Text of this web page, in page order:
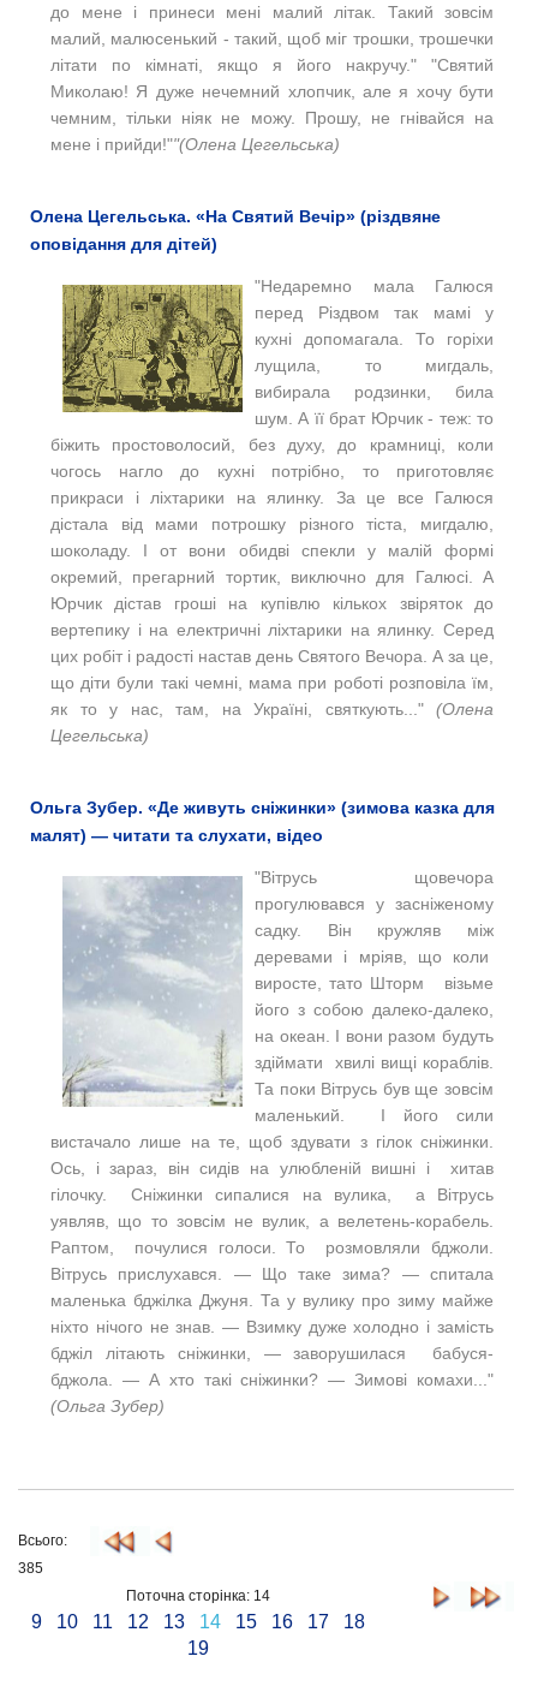
до мене і принеси мені малий літак. Такий зовсім
малий, малюсенький - такий, щоб міг трошки, трошечки
літати по кімнаті, якщо я його накручу." "Святий
Миколаю! Я дуже нечемний хлопчик, але я хочубути
чемним, тільки ніяк не можу. Прошу, не гнівайся на
мене і прийди!""(Олена Цегельська)
Олена Цегельська. «На Святий Вечір» (різдвяне
оповідання для дітей)
"Недаремно мала Галюся
перед Різдвом так мамі у
кухні допомагала. То горіхи
лущила, то мигдаль,
вибирала родзинки, била
шум. А її брат Юрчик - теж: то
біжить простоволосий, без духу, до крамниці, коли
чогось нагло до кухні потрібно, то приготовляє
прикраси і ліхтарики на ялинку. За це все Галюся
дістала від мами потрошку різного тіста, мигдалю,
шоколаду. І от вони обидві спекли у малій формі
окремий, прегарний тортик, виключно для Галюсі. А
Юрчик дістав гроші на купівлю кількох звіряток до
вертепику і на електричні ліхтарики на ялинку. Серед
цих робіт і радості настав день Святого Вечора. А за це,
що діти були такі чемні, мама при роботі розповіла їм,
як то у нас, там, на Україні, святкують..." (Олена
Цегельська)
Ольга Зубер. «Де живуть сніжинки» (зимова казка для
малят) — читати та слухати, відео
"Вітрусь щовечора
прогулювався у засніженому
садку. Він кружляв між
деревами і мріяв, що коли
виросте, тато Шторм візьме
його з собою далеко-далеко,
на океан. І вони разом будуть
здіймати хвилі вищі кораблів.
Та поки Вітрусь був ще зовсім
маленький. І його сили
вистачало лише на те, щоб здувати з гілок сніжинки.
Ось, і зараз, він сидів на улюбленій вишні і хитав
гілочку. Сніжинки сипалися на вулика, а Вітрусь
уявляв, що то зовсім не вулик, а велетень-корабель.
Раптом, почулися голоси. То розмовляли бджоли.
Вітрусь прислухався. — Що таке зима? — спитала
маленька бджілка Джуня. Та у вулику про зиму майже
ніхто нічого не знав. — Взимку дуже холодно і замість
бджіл літають сніжинки, — заворушилася бабуся-
бджола. — А хто такі сніжинки? — Зимові комахи..."
(Ольга Зубер)
Всього:
385
Поточна сторінка: 14
9 10 11 12 13 14 15 16 17
18
19